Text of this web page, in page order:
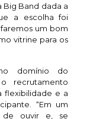
Big Band dada a
a escolha foi
um bom
vitrine para os
domínio do
recrutamento
flexibilidade e a
“Em um
de ouvir e, se